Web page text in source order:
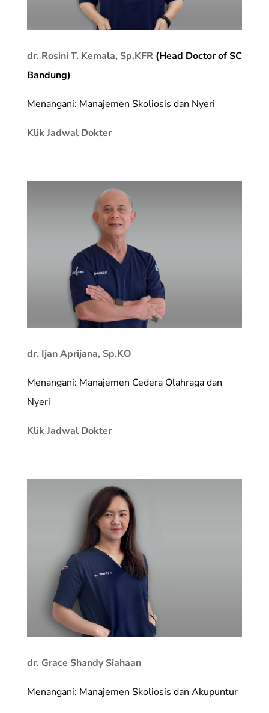
dr. Rosini T. Kemala, Sp.KFR(Head Doctor of SC
Bandung)
Menangani: Manajemen Skoliosis dan Nyeri
Klik Jadwal Dokter
_________________
dr. Ijan Aprijana, Sp.KO
Menangani: Manajemen Cedera Olahraga dan
Nyeri
Klik Jadwal Dokter
_________________
dr. Grace Shandy Siahaan
Menangani: Manajemen Skoliosis dan Akupuntur